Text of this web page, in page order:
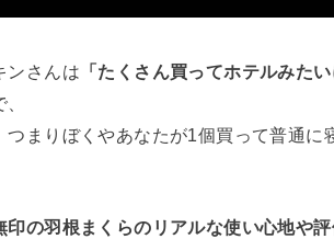
ンさんは 「たくさん買ってホテルみたい
つまりぼくやあなたが1個買って普通に
印の羽根まくらのリアルな使い心地や